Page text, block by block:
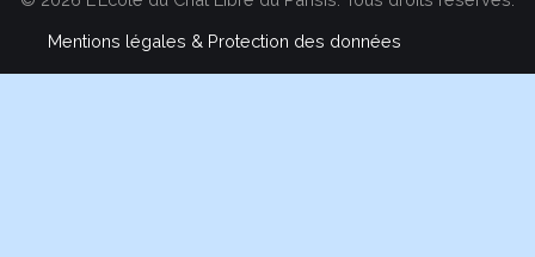
Mentions légales & Protection des données